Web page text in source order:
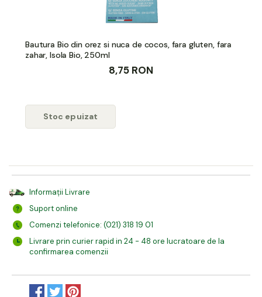
Bautura Bio din orez si nuca de cocos, fara gluten, fara
zahar, Isola Bio, 250ml
8,75 RON
Stoc epuizat
Informații Livrare
Suport online
Comenzi telefonice: (021) 318 19 01
Livrare prin curier rapid in 24 - 48 ore lucratoare de la
confirmarea comenzii